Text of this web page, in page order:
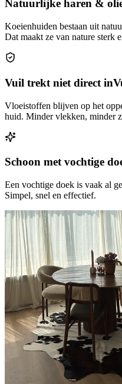
Natuurlijke haren &
Koeienhuiden bestaan uit
Dat maakt ze van nature sterk
Vuil trekt niet direct in
Vloeistoffen blijven op het
huid. Minder vlekken, minder
Schoon met vochtige
Een vochtige doek is vaak al
Simpel, snel en effectief.